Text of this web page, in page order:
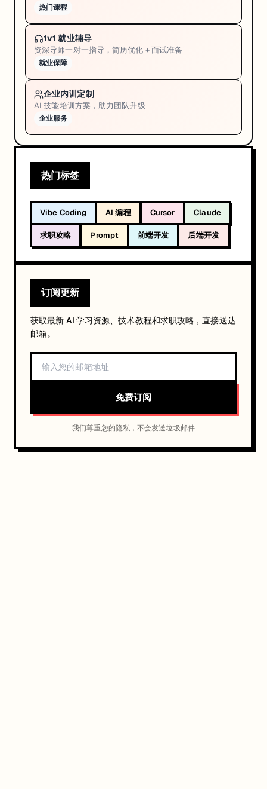
热门课程
1v1 就业辅导
资深导师一对一指导，简历优化 + 面试准备
就业保障
企业内训定制
AI 技能培训方案，助力团队升级
企业服务
热门标签
Vibe Coding AI 编程 Cursor Claude
求职攻略 Prompt 前端开发 后端开发
订阅更新
获取最新 AI 学习资源、技术教程和求职攻略，直接送达
邮箱。
免费订阅
我们尊重您的隐私，不会发送垃圾邮件